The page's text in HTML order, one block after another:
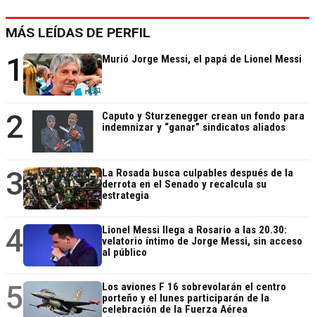
MÁS LEÍDAS DE PERFIL
1 Murió Jorge Messi, el papá de Lionel Messi
2
Caputo y Sturzenegger crean un fondo para
indemnizar y “ganar” sindicatos aliados
3
La Rosada busca culpables después de la
derrota en el Senado y recalcula su
estrategia
4
Lionel Messi llega a Rosario a las 20.30:
velatorio íntimo de Jorge Messi, sin acceso
al público
5
Los aviones F 16 sobrevolarán el centro
porteño y el lunes participarán de la
celebración de la Fuerza Aérea